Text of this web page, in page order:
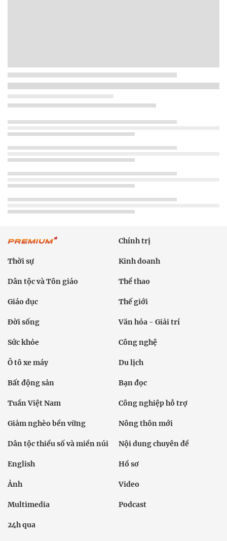
Chính trị
Thời sự Kinh doanh
Dân tộc và Tôn giáo Thể thao
Giáo dục Thế giới
Đời sống Văn hóa - Giải trí
Sức khỏe Công nghệ
Ô tô xe máy Du lịch
Bất động sản Bạn đọc
Tuần Việt Nam Công nghiệp hỗ trợ
Giảm nghèo bền vững Nông thôn mới
Dân tộc thiểu số và miền núi Nội dung chuyên đề
English Hồ sơ
Ảnh Video
Multimedia Podcast
24h qua